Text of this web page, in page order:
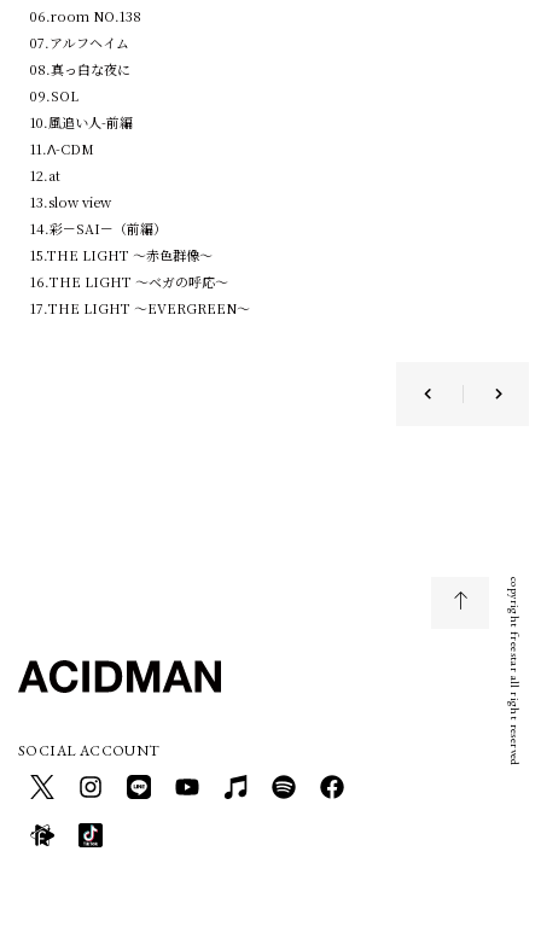
06.room NO.138
07.アルフヘイム
08.真っ白な夜に
09.SOL
10.風追い人-前編
11.Λ-CDM
12.at
13.slow view
14.彩－SAI－（前編）
15.THE LIGHT 〜赤色群像〜
16.THE LIGHT 〜ベガの呼応〜
17.THE LIGHT 〜EVERGREEN〜
SOCIAL ACCOUNT copyright freestar all right reserved